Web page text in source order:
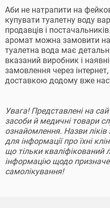
Аби не натрапити на
купувати туалетну воду
продавців і
аромат можна замовити на
туалетна вода має
вказаний виробник і
замовлення через
доставкою додому вже
Увага! Представлені на
засоби й медичні товари
ознайомлення. Назви
для інформації про їхні
що тільки кваліфікований
інформацію щодо
самолікування!